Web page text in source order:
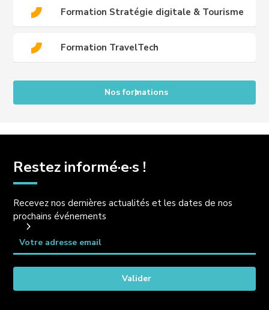
Formation Stratégie digitale & Tourisme
Formation TravelTech
Nos formations
Restez informé·e·s !
Recevez nos dernières actualités et les dates de nos
prochains événements